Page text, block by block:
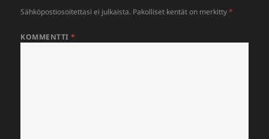
Sähköpostiosoitettasi ei julkaista. Pakolliset kentät on merkitty*
KOMMENTTI*